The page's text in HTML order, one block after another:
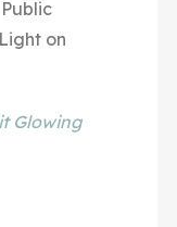
on
Glowing